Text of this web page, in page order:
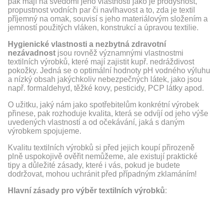
propustnost vodních par či navlhavost a to, zda je textil
příjemný na omak, souvisí s jeho materiálovým složením a
jemností použitých vláken, konstrukcí a úpravou textilie.
Hygienické vlastnosti a nezbytná zdravotní
nezávadnost jsou rovněž významnými vlastnostmi
textilních výrobků, které mají zajistit kupř. nedráždivost
pokožky. Jedná se o optimální hodnoty pH vodného výluhu
a nízký obsah jakýchkoliv nebezpečných látek, jako jsou
např. formaldehyd, těžké kovy, pesticidy, PCP látky apod.
O užitku, jaký nám jako spotřebitelům konkrétní výrobek
přinese, pak rozhoduje kvalita, která se odvíjí od jeho výše
uvedených vlastností a od očekávání, jaká s daným
výrobkem spojujeme.
Kvalitu textilních výrobků si před jejich koupí přirozeně
plně uspokojivě ověřit nemůžeme, ale existují praktické
tipy a důležité zásady, které i vás, pokud je budete
dodržovat, mohou uchránit před případným zklamáním!
Hlavní zásady pro výběr textilních výrobků: